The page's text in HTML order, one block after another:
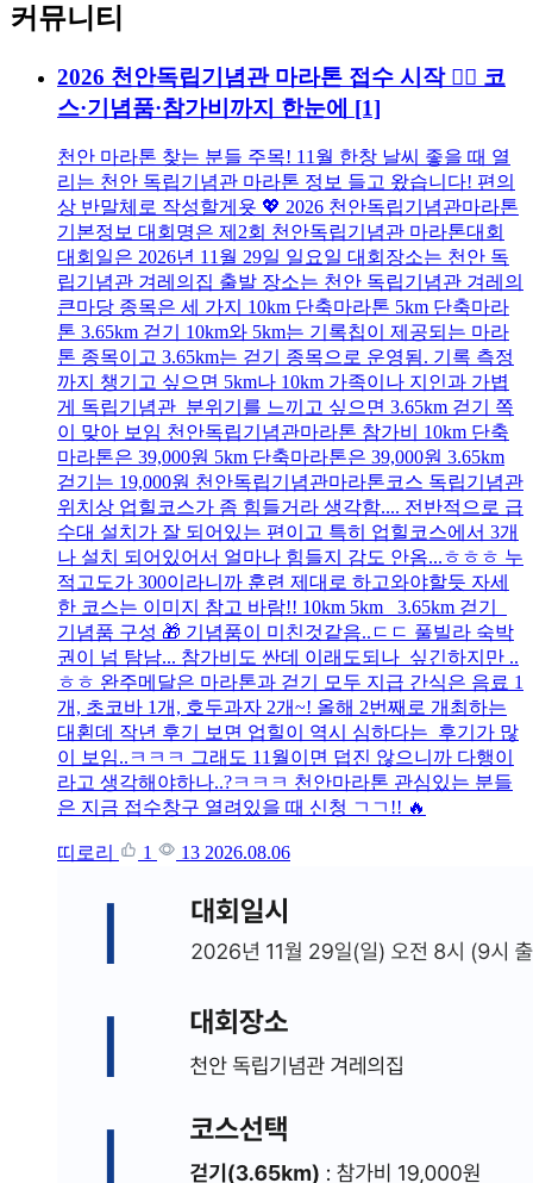
커뮤니티
2026 천안독립기념관 마라톤 접수 시작 🏃‍♂️ 코
스·기념품·참가비까지 한눈에 [1]
천안 마라톤 찾는 분들 주목! 11월 한창 날씨 좋을 때 열
리는 천안 독립기념관 마라톤 정보 들고 왔습니다! 편의
상 반말체로 작성할게욧 💖 2026 천안독립기념관마라톤
기본정보 대회명은 제2회 천안독립기념관 마라톤대회
대회일은 2026년 11월 29일 일요일 대회장소는 천안 독
립기념관 겨레의집 출발 장소는 천안 독립기념관 겨레의
큰마당 종목은 세 가지 10km 단축마라톤 5km 단축마라
톤 3.65km 걷기 10km와 5km는 기록칩이 제공되는 마라
톤 종목이고 3.65km는 걷기 종목으로 운영됨. 기록 측정
까지 챙기고 싶으면 5km나 10km 가족이나 지인과 가볍
게 독립기념관 분위기를 느끼고 싶으면 3.65km 걷기 쪽
이 맞아 보임 천안독립기념관마라톤 참가비 10km 단축
마라톤은 39,000원 5km 단축마라톤은 39,000원 3.65km
걷기는 19,000원 천안독립기념관마라톤코스 독립기념관
위치상 업힐코스가 좀 힘들거라 생각함.... 전반적으로 급
수대 설치가 잘 되어있는 편이고 특히 업힐코스에서 3개
나 설치 되어있어서 얼마나 힘들지 감도 안옴...ㅎㅎㅎ 누
적고도가 300이라니까 훈련 제대로 하고와야할듯 자세
한 코스는 이미지 참고 바람!! 10km 5km 3.65km 걷기
기념품 구성 🎁 기념품이 미친것같음..ㄷㄷ 풀빌라 숙박
권이 넘 탐남... 참가비도 싼데 이래도되나 싶긴하지만 ..
ㅎㅎ 완주메달은 마라톤과 걷기 모두 지급 간식은 음료 1
개, 초코바 1개, 호두과자 2개~! 올해 2번째로 개최하는
대횐데 작년 후기 보면 업힐이 역시 심하다는 후기가 많
이 보임..ㅋㅋㅋ 그래도 11월이면 덥진 않으니까 다행이
라고 생각해야하나..?ㅋㅋㅋ 천안마라톤 관심있는 분들
은 지금 접수창구 열려있을 때 신청 ㄱㄱ!! 🔥
띠로리 1 13 2026.08.06